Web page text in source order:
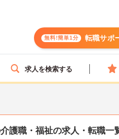
無料!簡単1分 転職サポ
求人を検索する
護職・福祉の求人・転職一